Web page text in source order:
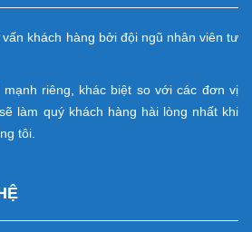
khách hàng bởi đội ngũ nhân viên tư
riêng, khác biệt so với các đơn vị
làm quý khách hàng hài lòng nhất khi
tôi.